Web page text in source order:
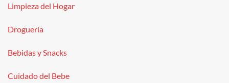
Limpieza del Hogar
Droguería
Bebidas y Snacks
Cuidado del Bebe